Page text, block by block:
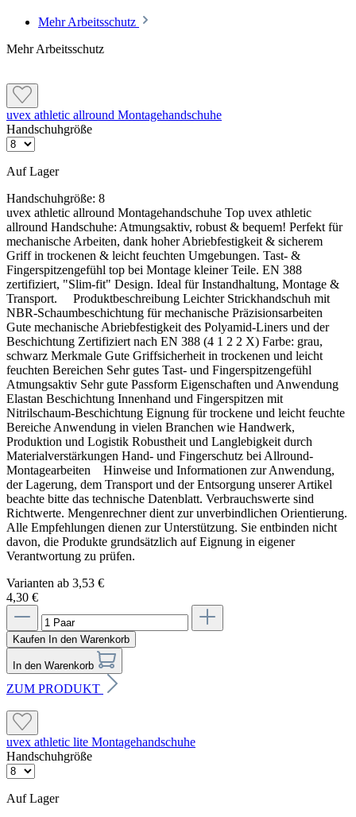
Bauarbeiter, die bei Arbeiten in der Höhe oder beim Umgang
Mechaniker, die bei Reparaturarbeiten am Auto oder an
Maschinen Augenschutz benötigen
Hinweise und Informationen zur Anwendung, der Lagerung, dem
Transport und der Entsorgung unserer Artikel beachte bitte das technische
Datenblatt. Verbrauchswerte sind Richtwerte. Mengenrechner dient zur
unverbindlichen Orientierung. Alle Empfehlungen dienen zur Unterstützung. Sie
entbinden nicht davon, die Produkte grundsätzlich auf Eignung in eigener
Verantwortung zu prüfen.
Eigenschaften und Anwendung
Bauarbeiter, die bei Arbeiten in der Höhe oder beim Umgang mit
schweren Maschinen Augenschutz benötigen
Handwerker, die beim Schleifen, Schweißen oder beim Umgang mit
Chemikalien arbeiten
Mechaniker, die bei Reparaturarbeiten am Auto oder an Maschinen
Augenschutz benötigen
Sportler, die bei Outdoor-Aktivitäten wie Radfahren oder Skifahren
Schutz vor Sonnenstrahlen und Wind benötigen
Hinweise und Informationen zur Anwendung, der Lagerung, dem Transport
und der Entsorgung unserer Artikel beachte bitte das technische Datenblatt.
Verbrauchswerte sind Richtwerte. Mengenrechner dient zur unverbindlichen
Orientierung. Alle Empfehlungen dienen zur Unterstützung. Sie entbinden nicht davon, die
Produkte grundsätzlich auf Eignung in eigener Verantwortung zu prüfen.
Mehr Arbeitsschutz
Mehr Arbeitsschutz
uvex athletic allround Montagehandschuhe
Handschuhgröße
Auf Lager
Handschuhgröße: 8
uvex athletic allround Montagehandschuhe Top uvex athletic
allround Handschuhe: Atmungsaktiv, robust & bequem! Perfekt für
mechanische Arbeiten, dank hoher Abriebfestigkeit & sicherem
Griff in trockenen & leicht feuchten Umgebungen. Tast- &
Fingerspitzengefühl top bei Montage kleiner Teile. EN 388
zertifiziert, "Slim-fit" Design. Ideal für Instandhaltung, Montage &
Transport. Produktbeschreibung Leichter Strickhandschuh mit
NBR-Schaumbeschichtung für mechanische Präzisionsarbeiten
Gute mechanische Abriebfestigkeit des Polyamid-Liners und der
Beschichtung Zertifiziert nach EN 388 (4 1 2 2 X) Farbe: grau,
schwarz Merkmale Gute Griffsicherheit in trockenen und leicht
feuchten Bereichen Sehr gutes Tast- und Fingerspitzengefühl
Atmungsaktiv Sehr gute Passform Eigenschaften und Anwendung
Elastan Beschichtung Innenhand und Fingerspitzen mit
Nitrilschaum-Beschichtung Eignung für trockene und leicht feuchte
Bereiche Anwendung in vielen Branchen wie Handwerk,
Produktion und Logistik Robustheit und Langlebigkeit durch
Materialverstärkungen Hand- und Fingerschutz bei Allround-
Montagearbeiten Hinweise und Informationen zur Anwendung,
der Lagerung, dem Transport und der Entsorgung unserer Artikel
beachte bitte das technische Datenblatt. Verbrauchswerte sind
Richtwerte. Mengenrechner dient zur unverbindlichen Orientierung.
Alle Empfehlungen dienen zur Unterstützung. Sie entbinden nicht
davon, die Produkte grundsätzlich auf Eignung in eigener
Verantwortung zu prüfen.
Varianten ab 3,53 €
4,30 €
Kaufen In den Warenkorb
In den Warenkorb
ZUM PRODUKT
uvex athletic lite Montagehandschuhe
Handschuhgröße
Auf Lager